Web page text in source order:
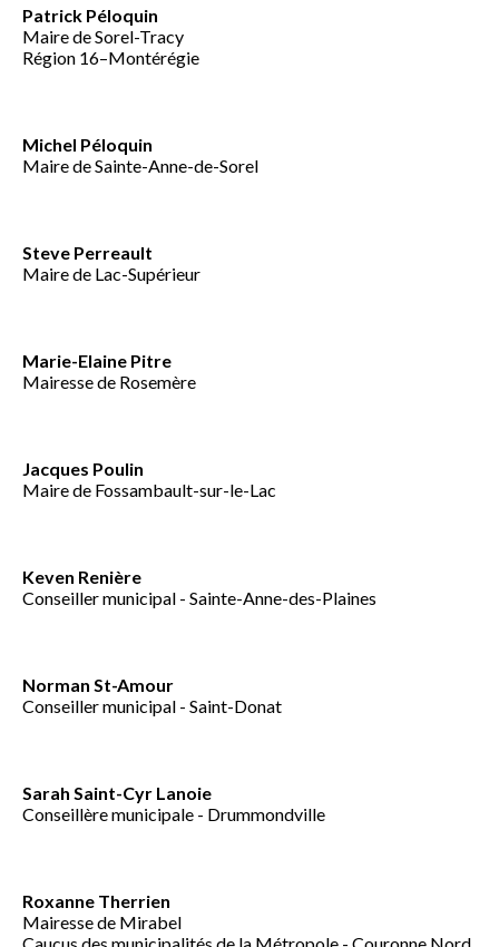
Patrick Péloquin
Maire de Sorel-Tracy
Région 16–Montérégie
Michel Péloquin
Maire de Sainte-Anne-de-Sorel
Steve Perreault
Maire de Lac-Supérieur
Marie-Elaine Pitre
Mairesse de Rosemère
Jacques Poulin
Maire de Fossambault-sur-le-Lac
Keven Renière
Conseiller municipal - Sainte-Anne-des-Plaines
Norman St-Amour
Conseiller municipal - Saint-Donat
Sarah Saint-Cyr Lanoie
Conseillère municipale - Drummondville
Roxanne Therrien
Mairesse de Mirabel